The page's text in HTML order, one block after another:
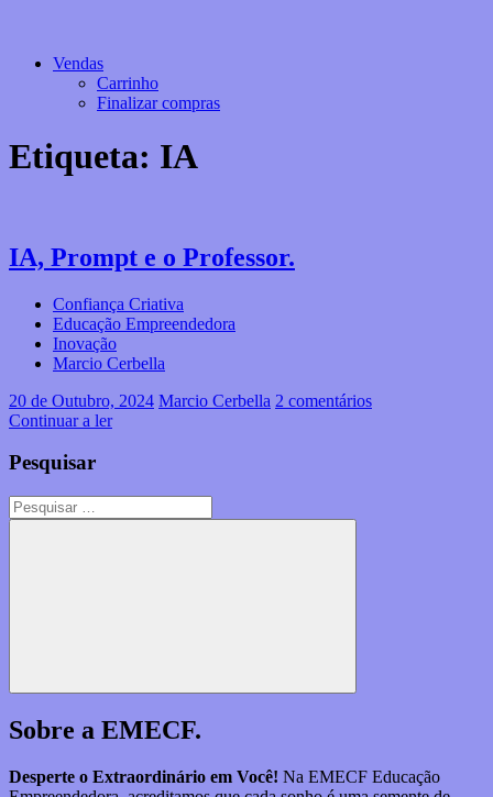
Vendas
Carrinho
Finalizar compras
Etiqueta: IA
IA, Prompt e o Professor.
Confiança Criativa
Educação Empreendedora
Inovação
Marcio Cerbella
20 de Outubro, 2024 Marcio Cerbella 2 comentários
Continuar a ler
Pesquisar
Pesquisar
por:
Pesquisar
Sobre a EMECF.
Desperte o Extraordinário em Você! Na EMECF Educação